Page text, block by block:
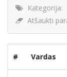
Kategorija:
Atšaukti
# Vardas